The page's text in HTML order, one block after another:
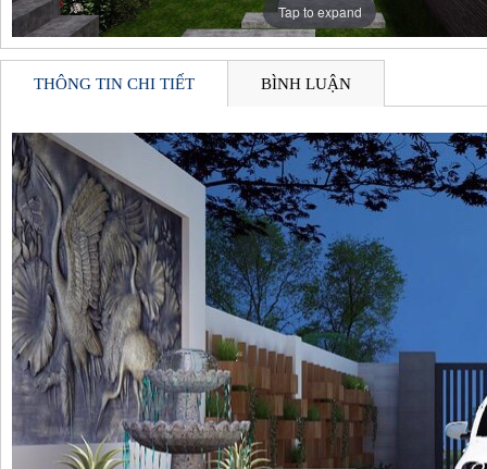
Tap to expand
THÔNG TIN CHI TIẾT BÌNH LUẬN